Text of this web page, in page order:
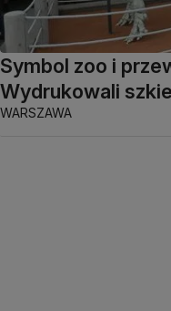
Symbol zoo i
Wydrukowali
WARSZAWA